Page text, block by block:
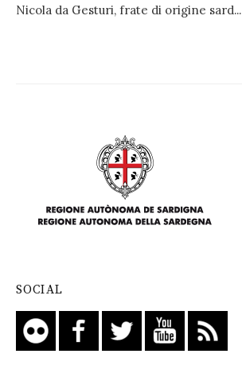
Nicola da Gesturi, frate di origine sard...
SOCIAL